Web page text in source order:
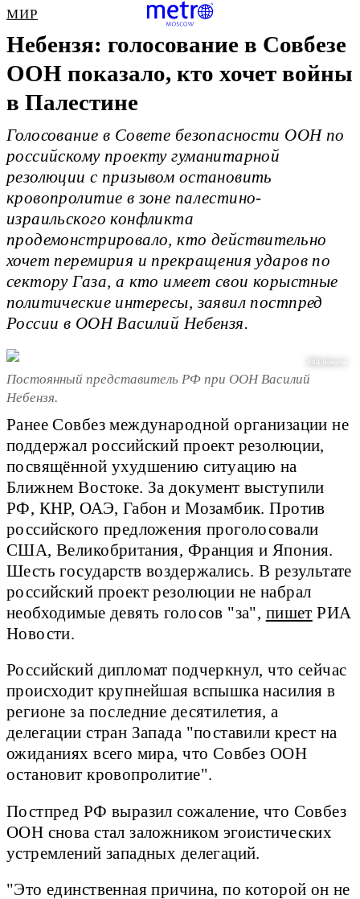
МИР
Небензя: голосование в Совбезе
ООН показало, кто хочет войны
в Палестине
Голосование в Совете безопасности ООН по
российскому проекту гуманитарной
резолюции с призывом остановить
кровопролитие в зоне палестино-
израильского конфликта
продемонстрировало, кто действительно
хочет перемирия и прекращения ударов по
сектору Газа, а кто имеет свои корыстные
политические интересы, заявил постпред
России в ООН Василий Небензя.
РИА Новости
Постоянный представитель РФ при ООН Василий
Небензя.
Ранее Совбез международной организации не
поддержал российский проект резолюции,
посвящённой ухудшению ситуацию на
Ближнем Востоке. За документ выступили
РФ, КНР, ОАЭ, Габон и Мозамбик. Против
российского предложения проголосовали
США, Великобритания, Франция и Япония.
Шесть государств воздержались. В результате
российский проект резолюции не набрал
необходимые девять голосов "за", пишет РИА
Новости.
Российский дипломат подчеркнул, что сейчас
происходит крупнейшая вспышка насилия в
регионе за последние десятилетия, а
делегации стран Запада "поставили крест на
ожиданиях всего мира, что Совбез ООН
остановит кровопролитие".
Постпред РФ выразил сожаление, что Совбез
ООН снова стал заложником эгоистических
устремлений западных делегаций.
"Это единственная причина, по которой он не